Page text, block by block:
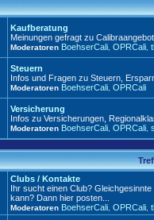
Kaufberatung
Meinungen gefragt zu
Moderatoren BoehserCali OPRCali
Steuern
Infos und Fragen zu Steuern,
Moderatoren BoehserCali OPRCali
Versicherung
Infos zu Versicherungen,
Moderatoren BoehserCali OPRCali
Clubs / Kontakte
Ihr sucht einen Club?
kann? Dann hier posten...
Moderatoren BoehserCali OPRCali